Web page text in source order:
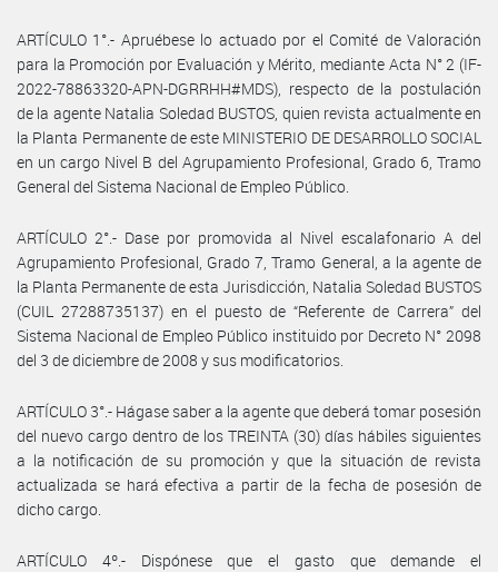
ARTÍCULO 1°.- Apruébese lo actuado por el Comité de Valoración
para la Promoción por Evaluación y Mérito, mediante Acta N° 2 (IF-
2022-78863320-APN-DGRRHH#MDS), respecto de la postulación
de la agente Natalia Soledad BUSTOS, quien revista actualmente en
la Planta Permanente de este MINISTERIO DE DESARROLLO SOCIAL
en un cargo Nivel B del Agrupamiento Profesional, Grado 6, Tramo
General del Sistema Nacional de Empleo Público.
ARTÍCULO 2°.- Dase por promovida al Nivel escalafonario A del
Agrupamiento Profesional, Grado 7, Tramo General, a la agente de
la Planta Permanente de esta Jurisdicción, Natalia Soledad BUSTOS
(CUIL 27288735137) en el puesto de “Referente de Carrera” del
Sistema Nacional de Empleo Público instituido por Decreto N° 2098
del 3 de diciembre de 2008 y sus modificatorios.
ARTÍCULO 3°.- Hágase saber a la agente que deberá tomar posesión
del nuevo cargo dentro de los TREINTA (30) días hábiles siguientes
a la notificación de su promoción y que la situación de revista
actualizada se hará efectiva a partir de la fecha de posesión de
dicho cargo.
ARTÍCULO 4º.- Dispónese que el gasto que demande el